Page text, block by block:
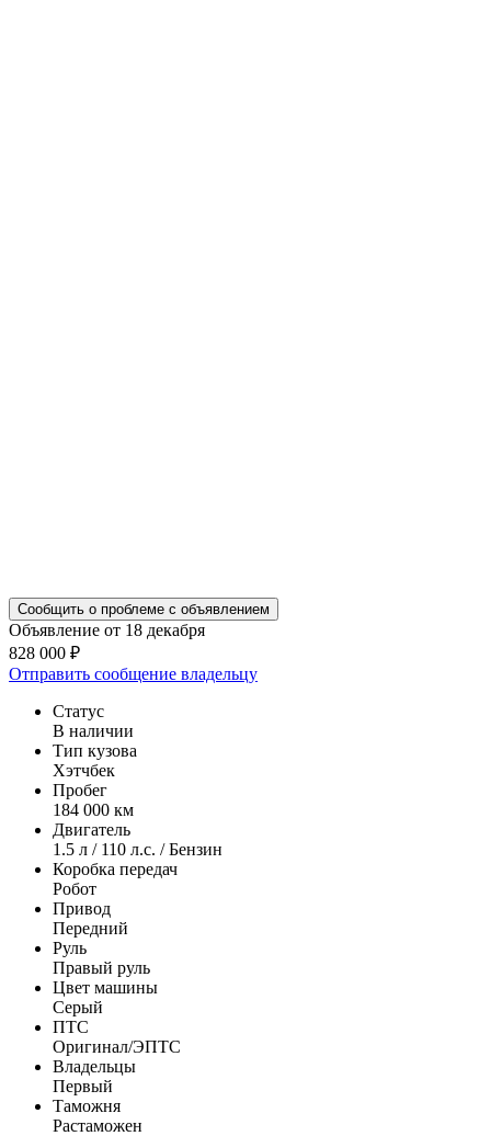
Сообщить о проблеме с объявлением
Объявление от 18 декабря
828 000 ₽
Отправить сообщение владельцу
Статус
В наличии
Тип кузова
Хэтчбек
Пробег
184 000 км
Двигатель
1.5 л / 110 л.с. / Бензин
Коробка передач
Робот
Привод
Передний
Руль
Правый руль
Цвет машины
Серый
ПТС
Оригинал/ЭПТС
Владельцы
Первый
Таможня
Растаможен